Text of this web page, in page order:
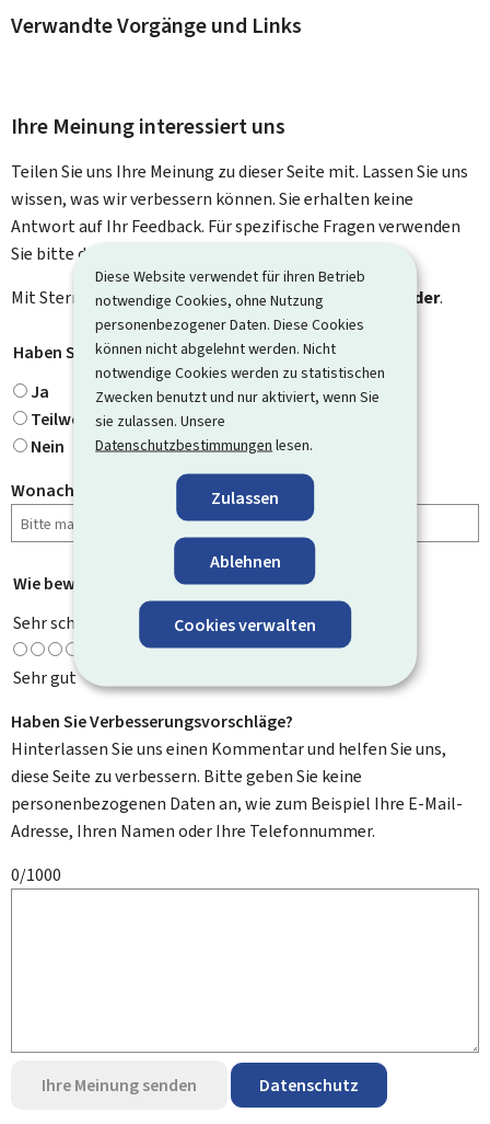
Diese Website verwendet für ihren Betrieb
notwendige Cookies, ohne Nutzung
personenbezogener Daten. Diese Cookies
können nicht abgelehnt werden. Nicht
notwendige Cookies werden zu statistischen
Zwecken benutzt und nur aktiviert, wenn Sie
sie zulassen. Unsere
Datenschutzbestimmungen lesen.
Zulassen
Ablehnen
Cookies verwalten
Verwandte Vorgänge und Links
Ihre Meinung interessiert uns
Teilen Sie uns Ihre Meinung zu dieser Seite mit. Lassen Sie uns
wissen, was wir verbessern können. Sie erhalten keine
Antwort auf Ihr Feedback. Für spezifische Fragen verwenden
Sie bitte das Kontaktformular.
Mit Stern gekennzeichnete Felder ( * ) sind Pflichtfelder.
Haben Sie gefunden, wonach Sie gesucht haben?
Ja
Teilweise
Nein
Wonach haben Sie gesucht?
Wie bewerten Sie diese Seite? *
Sehr schlecht
Sehr gut
Haben Sie Verbesserungsvorschläge?
Hinterlassen Sie uns einen Kommentar und helfen Sie uns,
diese Seite zu verbessern. Bitte geben Sie keine
personenbezogenen Daten an, wie zum Beispiel Ihre E-Mail-
Adresse, Ihren Namen oder Ihre Telefonnummer.
0/1000
Ihre Meinung senden Datenschutz